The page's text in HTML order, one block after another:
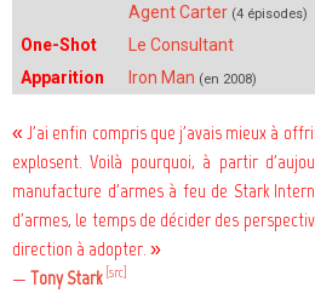
Agent Carter (4 épisodes)
One-Shot
Le Consultant
Apparition
Iron Man (en 2008)
« J'ai enfin compris que j'avais mieux à
explosent. Voilà pourquoi, à partir
manufacture d'armes à feu de Stark
d'armes, le temps de décider des
direction à adopter. »
— Tony Stark [src]